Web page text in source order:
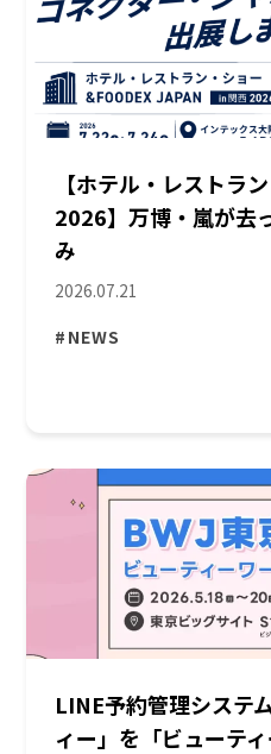
【ホテル・レストラ
2026】万博・嵐が去
み
2026.07.21
#NEWS
LINE予約管理システ
ィー」を「ビューテ